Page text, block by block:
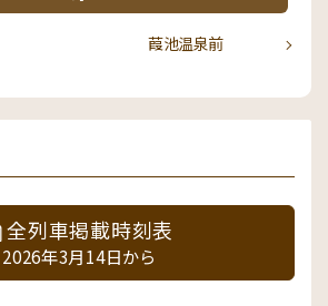
葭池温泉前
全列車掲載時刻表
2026年3月14日から